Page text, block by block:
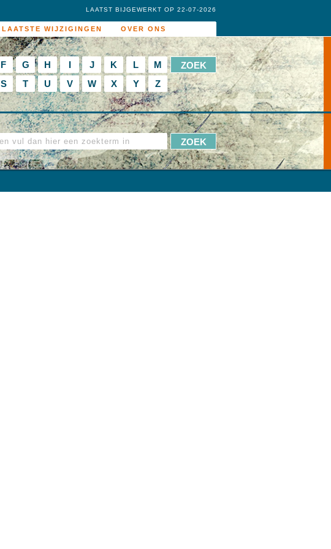
LAATSTE WIJZIGINGEN OVER ONS
LAATST BIJGEWERKT OP 22-07-2026
F G H I J K L
M
S T U V W X Y Z